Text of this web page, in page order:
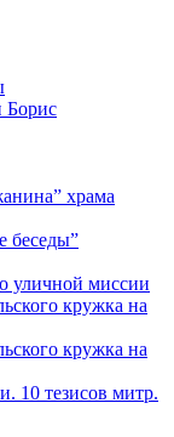
Борис
храма
беседы”
уличной миссии
кружка на
кружка на
10 тезисов митр.